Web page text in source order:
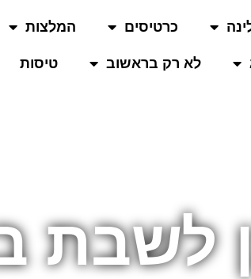
כרטיסים המלצות
לא רק בראשוב טיסות
לשבת